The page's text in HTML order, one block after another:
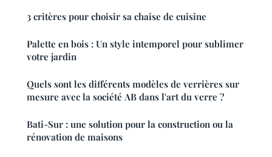
3 critères pour choisir sa chaise de cuisine
Palette en bois : Un style intemporel pour sublimer
votre jardin
Quels sont les différents modèles de verrières sur
mesure avec la société AB dans l'art du verre ?
Bati-Sur : une solution pour la construction ou la
rénovation de maisons